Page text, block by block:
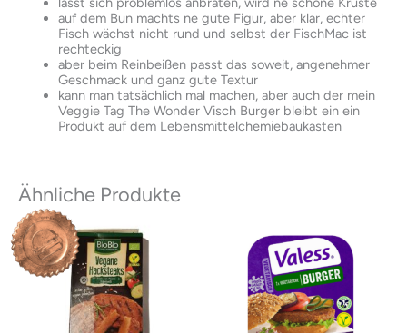
auf dem Bun machts ne gute Figur, aber klar, echter
Fisch wächst nicht rund und selbst der FischMac ist
rechteckig
aber beim Reinbeißen passt das soweit, angenehmer
Geschmack und ganz gute Textur
kann man tatsächlich mal machen, aber auch der mein
Veggie Tag The Wonder Visch Burger bleibt ein ein
Produkt auf dem Lebensmittelchemiebaukasten
Ähnliche Produkte